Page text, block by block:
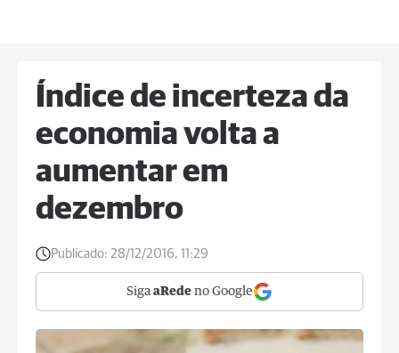
Índice de incerteza da
economia volta a
aumentar em
dezembro
Publicado: 28/12/2016, 11:29
Siga aRede no Google